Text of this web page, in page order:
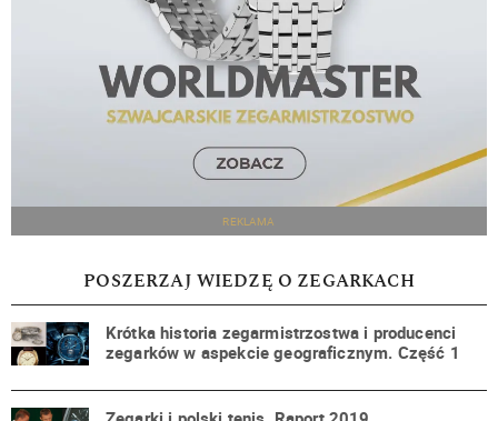
REKLAMA
POSZERZAJ WIEDZĘ O ZEGARKACH
Krótka historia zegarmistrzostwa i producenci
zegarków w aspekcie geograficznym. Część 1